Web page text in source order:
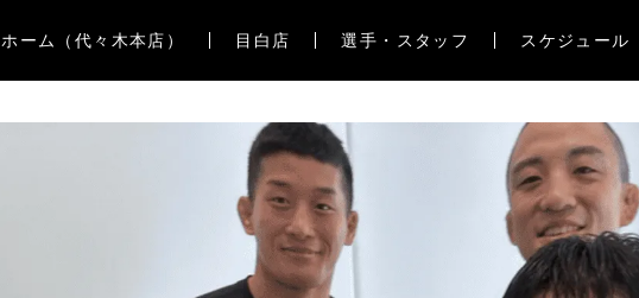
ホーム（代々木本店） 目白店 選手・スタッフ スケジュール